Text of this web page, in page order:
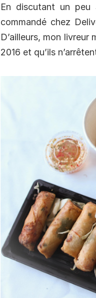
En discutant un peu
commandé chez
D’ailleurs, mon livreur
2016 et qu’ils